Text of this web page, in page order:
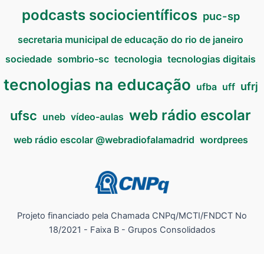
podcasts sociocientíficos puc-sp
secretaria municipal de educação do rio de janeiro
sociedade sombrio-sc tecnologia tecnologias digitais
tecnologias na educação ufba uff ufrj
ufsc uneb vídeo-aulas web rádio escolar
web rádio escolar @webradiofalamadrid wordprees
Projeto financiado pela Chamada CNPq/MCTI/FNDCT No
18/2021 - Faixa B - Grupos Consolidados